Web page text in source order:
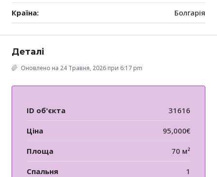
Країна: Болгарія
Деталі
Оновлено на 24 Травня, 2026 при 6:17 pm
ID об'єкта 31616
Ціна 95,000€
Площа 70 м²
Спальня 1